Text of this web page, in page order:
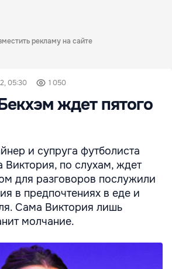
рекламу на сайте
05:30 1 050
ждет пятого
и супруга футболиста
Виктория, по слухам, ждет
для разговоров послужили
в предпочтениях в еде и
Сама Виктория лишь
молчание.